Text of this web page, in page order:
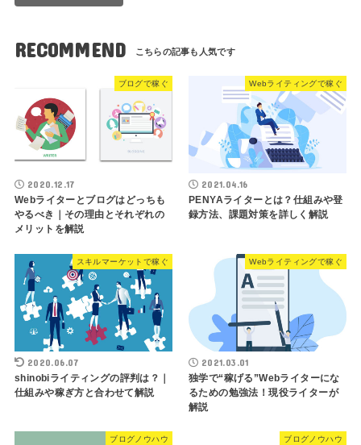
RECOMMEND
ブログで稼ぐ
2020.12.17
Webライターとブログはどっちも
やるべき｜その理由とそれぞれの
メリットを解説
Webライティングで稼ぐ
2021.04.16
PENYAライターとは？仕組みや登
録方法、課題対策を詳しく解説
スキルマーケットで稼ぐ
2020.06.07
shinobiライティングの評判は？｜
仕組みや稼ぎ方と合わせて解説
Webライティングで稼ぐ
2021.03.01
独学で“稼げる”Webライターにな
るための勉強法！現役ライターが
解説
ブログノウハウ ブログノウハウ